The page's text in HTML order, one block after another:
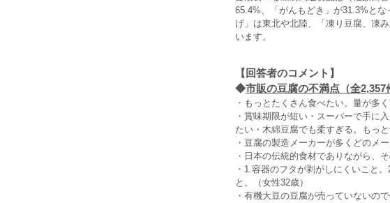
65.4%、「がんもどき」が31.3%と
げ」は東北や北陸、「凍り豆腐、凍
います。
【回答者のコメント】
◆市販の豆腐の不満点（全2,357
・もっとたくさん食べたい。量が多
・賞味期限が短い・スーパーで手に
たい・木綿豆腐でも柔すぎる。もっ
・豆腐の製造メーカーが多くどのメ
・日本の伝統的食材でありながら、
・1.容器のフタが剥がしにくいこと
と。（女性32歳）
・有機大豆の豆腐が売っていないの